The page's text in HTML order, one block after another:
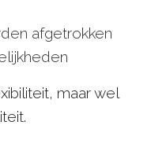
afgetrokken
maar wel